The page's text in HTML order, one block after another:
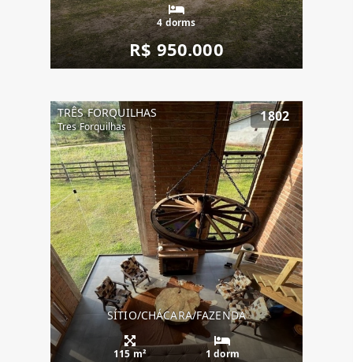
4 dorms
R$ 950.000
TRÊS FORQUILHAS
Tres Forquilhas
1802
SÍTIO/CHÁCARA/FAZENDA
115 m² 1 dorm